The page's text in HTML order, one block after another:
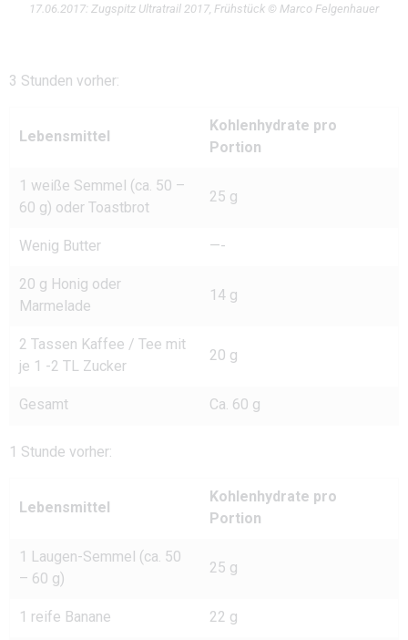
17.06.2017: Zugspitz Ultratrail 2017, Frühstück © Marco Felgenhauer
3 Stunden vorher:
Lebensmittel
Kohlenhydrate pro
Portion
1 weiße Semmel (ca. 50 –
60 g) oder Toastbrot
25 g
Wenig Butter —-
20 g Honig oder
Marmelade
14 g
2 Tassen Kaffee / Tee mit
je 1 -2 TL Zucker
20 g
Gesamt Ca. 60 g
1 Stunde vorher:
Lebensmittel
Kohlenhydrate pro
Portion
1 Laugen-Semmel (ca. 50
– 60 g)
25 g
1 reife Banane 22 g